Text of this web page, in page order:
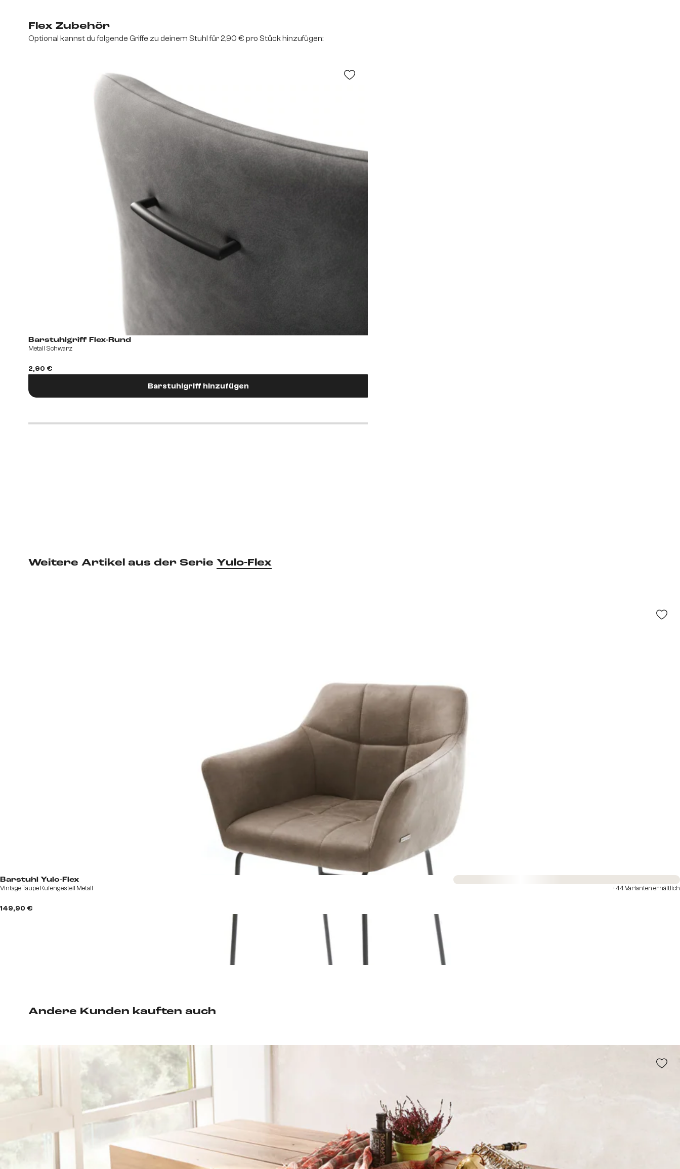
Flex Zubehör
Optional kannst du folgende Griffe zu deinem Stuhl für 2,90 € pro Stück hinzufügen:
Barstuhlgriff Flex-Rund
Metall Schwarz
2,90 €
Barstuhlgriff hinzufügen
Andere Kunden kauften auch
Weitere Artikel aus der Serie Yulo-Flex
Barstuhl Yulo-Flex
Vintage Taupe Kufengestell Metall
149,90 €
Sofort versandfertig
+44 Varianten erhältlich